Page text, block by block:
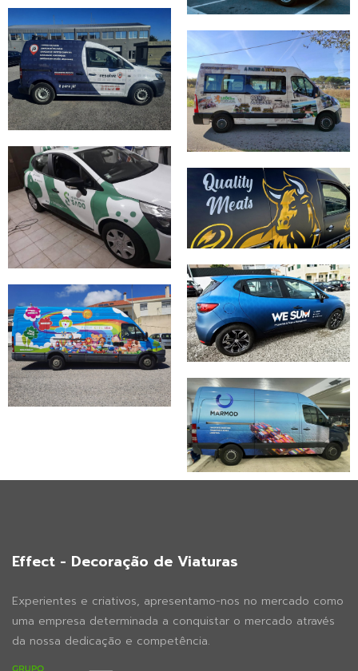
Effect - Decoração de Viaturas
Experientes e criativos, apresentamo-nos no mercado como
uma empresa determinada a conquistar o mercado através
da nossa dedicação e competência.